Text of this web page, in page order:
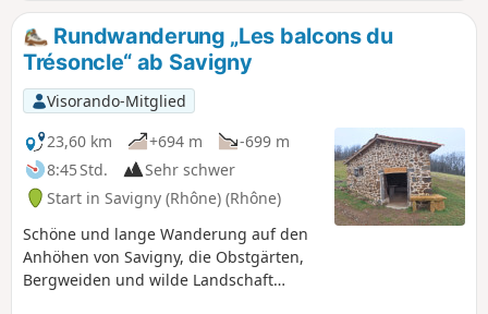
Rundwanderung „Les balcons du
Trésoncle“ ab Savigny
Visorando-Mitglied
23,60 km
+694 m
-699 m
8:45 Std.
Sehr schwer
Start in Savigny (Rhône) (Rhône)
Schöne und lange Wanderung auf den
Anhöhen von Savigny, die Obstgärten,
Bergweiden und wilde Landschaft